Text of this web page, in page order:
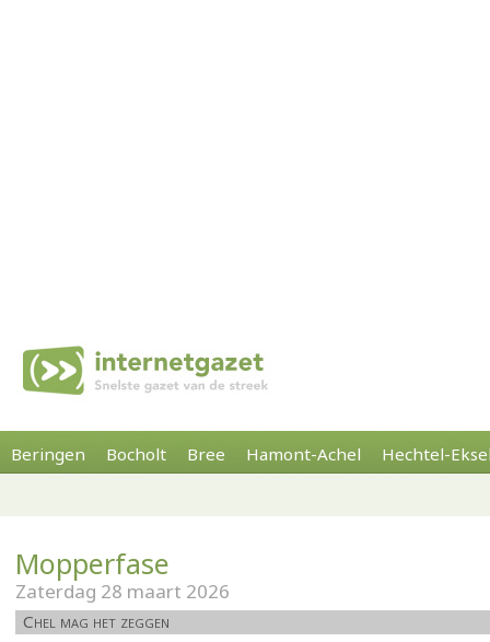
Beringen Bocholt Bree Hamont-Achel Hechtel-
Mopperfase
Zaterdag 28 maart 2026
Chel mag het zeggen